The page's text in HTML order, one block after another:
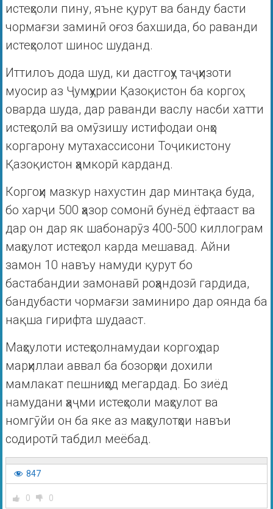
истеҳсоли пину, яъне қурут ва банду басти
чормағзи заминӣ оғоз бахшида, бо раванди
истеҳсолот шинос шуданд.
Иттилоъ дода шуд, ки дастгоҳу таҷҳизоти
муосир аз Ҷумҳурии Қазоқистон ба коргоҳ
оварда шуда, дар раванди васлу насби хатти
истеҳсолӣ ва омӯзишу истифодаи онҳо
коргарону мутахассисони Тоҷикистону
Қазоқистон ҳамкорӣ карданд.
Коргоҳи мазкур нахустин дар минтақа буда,
бо харҷи 500 ҳазор сомонӣ бунёд ёфтааст ва
дар он дар як шабонарӯз 400-500 киллограм
маҳсулот истеҳсол карда мешавад. Айни
замон 10 навъу намуди қурут бо
бастабандии замонавӣ роҳандозӣ гардида,
бандубасти чормағзи заминиро дар оянда ба
нақша гирифта шудааст.
Маҳсулоти истеҳсолнамудаи коргоҳ дар
марҳиллаи аввал ба бозорҳои дохили
мамлакат пешниҳод мегардад. Бо зиёд
намудани ҳаҷми истеҳсоли маҳсулот ва
номгӯйи он ба яке аз маҳсулотҳои навъи
содиротӣ табдил меёбад.
847
0 0